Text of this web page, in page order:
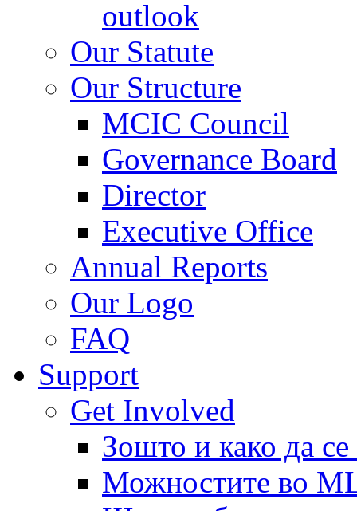
outlook
Our Statute
Our Structure
MCIC Council
Governance Board
Director
Executive Office
Annual Reports
Our Logo
FAQ
Support
Get Involved
Зошто и како да
Можностите во